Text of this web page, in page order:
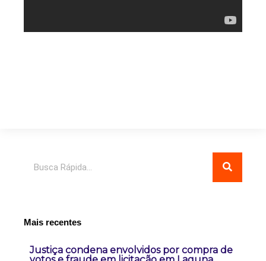
Mais recentes
Justiça condena envolvidos por compra de